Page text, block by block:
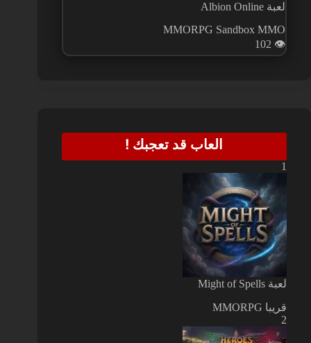
لعبة Albion Online
MMORPG Sandbox MMO
👁️
102
العاب قد تعجبك !
1
لعبة Might of Spells
قريبا MMORPG
2